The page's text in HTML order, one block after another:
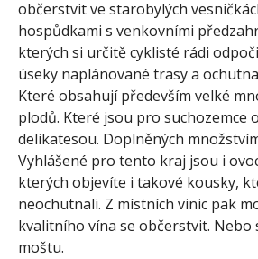
občerstvit ve starobylých
hospůdkami s venkovními
kterých si určitě cyklisté rádi
úseky naplánované trasy a
Které obsahují především velké
plodů. Které jsou pro suchozemce
delikatesou. Doplněných
Vyhlášené pro tento kraj jsou i
kterých objevíte i takové kousky,
neochutnali. Z místních vinic pak
kvalitního vína se občerstvit. Nebo
moštu.